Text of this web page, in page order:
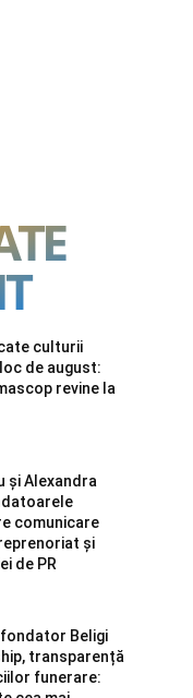
culturii
de august:
revine la
și Alexandra
comunicare
și
de PR
Beligi
transparență
funerare: